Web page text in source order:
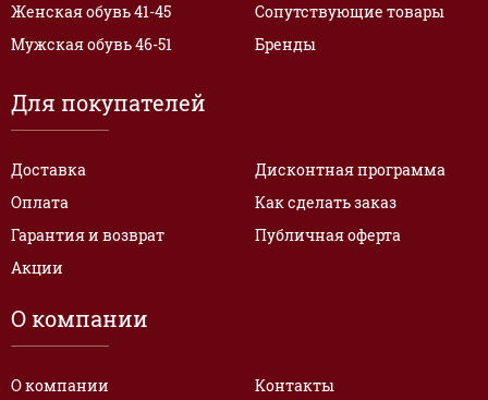
Женская обувь 41-45
Мужская обувь 46-51
Сопутствующие товары
Бренды
Для покупателей
Доставка
Оплата
Гарантия и возврат
Акции
Дисконтная программа
Как сделать заказ
Публичная оферта
О компании
О компании Контакты